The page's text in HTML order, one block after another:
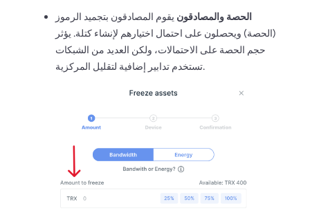
الحصة والمصادقون يقوم المصادقون بتجميد الرموز
(الحصة) ويحصلون على احتمال اختيارهم لإنشاء كتلة. يؤثر
حجم الحصة على الاحتمالات، ولكن العديد من الشبكات
تستخدم تدابير إضافية لتقليل المركزية.